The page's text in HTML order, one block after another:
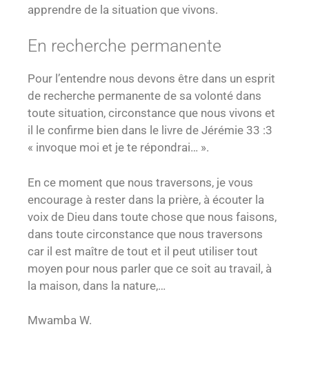
apprendre de la situation que vivons.
En recherche permanente
Pour l’entendre nous devons être dans un esprit
de recherche permanente de sa volonté dans
toute situation, circonstance que nous vivons et
il le confirme bien dans le livre de Jérémie 33 :3
« invoque moi et je te répondrai… ».
En ce moment que nous traversons, je vous
encourage à rester dans la prière, à écouter la
voix de Dieu dans toute chose que nous faisons,
dans toute circonstance que nous traversons
car il est maître de tout et il peut utiliser tout
moyen pour nous parler que ce soit au travail, à
la maison, dans la nature,…
Mwamba W.